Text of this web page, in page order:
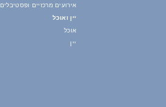
אירועים מרכזיים ופסטיבלים
יין ואוכל
אוכל
יין